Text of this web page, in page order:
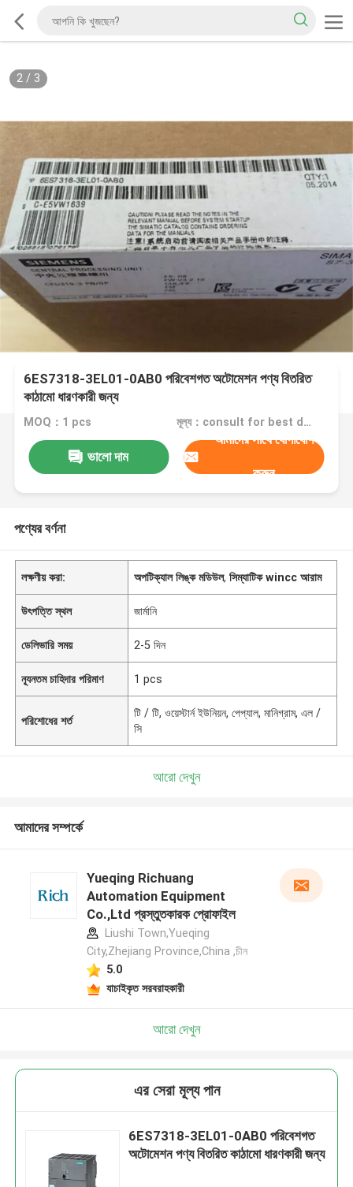
2/ 3
6ES7318-3EL01-0AB0 পরিবেশগত অটোমেশন পণ্য বিতরিত
কাঠামো ধারণকারী জন্য
MOQ：1 pcs মূল্য：consult for best discount
ভালো দাম
আমাদের সাথে যোগাযোগ
করুন
পণ্যের বর্ণনা
লক্ষণীয় করা: অপটিক্যাল লিঙ্ক মডিউল,সিম্যাটিক wincc আরাম
উৎপত্তি স্থল জার্মানি
ডেলিভারি সময় 2-5 দিন
ন্যূনতম চাহিদার পরিমাণ 1 pcs
পরিশোধের শর্ত
টি / টি, ওয়েস্টার্ন ইউনিয়ন, পেপ্যাল, মানিগ্রাম, এল /
সি
আরো দেখুন
আমাদের সম্পর্কে
Yueqing Richuang
Automation Equipment
Co.,Ltd প্রস্তুতকারক প্রোফাইল
Liushi Town,Yueqing
City,Zhejiang Province,China ,চীন
5.0
যাচাইকৃত সরবরাহকারী
আরো দেখুন
এর সেরা মূল্য পান
6ES7318-3EL01-0AB0 পরিবেশগত
অটোমেশন পণ্য বিতরিত কাঠামো ধারণকারী জন্য